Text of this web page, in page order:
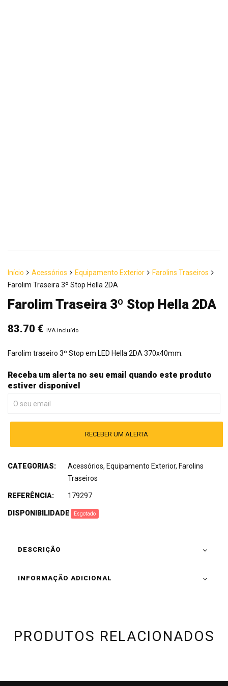
Início Acessórios Equipamento Exterior
Farolins Traseiros
Farolim Traseira 3º Stop Hella 2DA
Farolim Traseira 3º Stop Hella 2DA
83.70 € IVA incluído
Farolim traseiro 3º Stop em LED Hella 2DA 370x40mm.
Receba um alerta no seu email quando este produto
estiver disponível
RECEBER UM ALERTA
CATEGORIAS: Acessórios, Equipamento Exterior, Farolins
Traseiros
REFERÊNCIA: 179297
DISPONIBILIDADE: Esgotado
DESCRIÇÃO
INFORMAÇÃO ADICIONAL
PRODUTOS RELACIONADOS